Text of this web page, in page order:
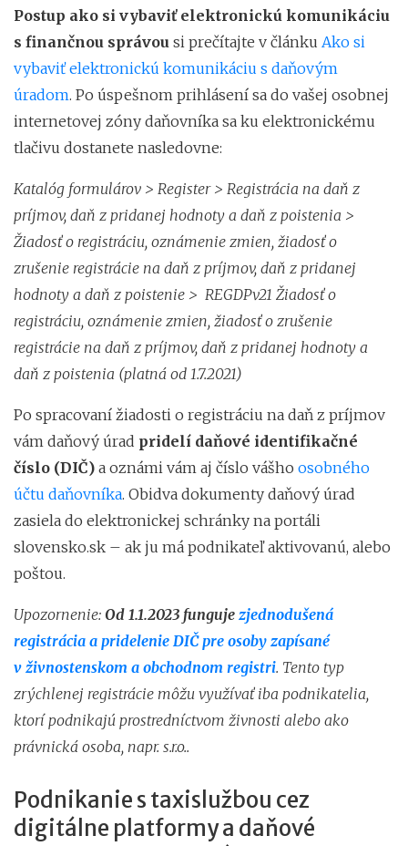
Postup ako si vybaviť elektronickú komunikáciu
s finančnou správou si prečítajte v článku Ako si
vybaviť elektronickú komunikáciu s daňovým
úradom. Po úspešnom prihlásení sa do vašej osobnej
internetovej zóny daňovníka sa ku elektronickému
tlačivu dostanete nasledovne:
Katalóg formulárov > Register > Registrácia na daň z
príjmov, daň z pridanej hodnoty a daň z poistenia >
Žiadosť o registráciu, oznámenie zmien, žiadosť o
zrušenie registrácie na daň z príjmov, daň z pridanej
hodnoty a daň z poistenie > REGDPv21 Žiadosť o
registráciu, oznámenie zmien, žiadosť o zrušenie
registrácie na daň z príjmov, daň z pridanej hodnoty a
daň z poistenia (platná od 1.7.2021)
Po spracovaní žiadosti o registráciu na daň z príjmov
vám daňový úrad pridelí daňové identifikačné
číslo (DIČ) a oznámi vám aj číslo vášho osobného
účtu daňovníka. Obidva dokumenty daňový úrad
zasiela do elektronickej schránky na portáli
slovensko.sk – ak ju má podnikateľ aktivovanú, alebo
poštou.
Upozornenie: Od 1.1.2023 funguje zjednodušená
registrácia a pridelenie DIČ pre osoby zapísané
v živnostenskom a obchodnom registri. Tento typ
zrýchlenej registrácie môžu využívať iba podnikatelia,
ktorí podnikajú prostredníctvom živnosti alebo ako
právnická osoba, napr. s.r.o..
Podnikanie s taxislužbou cez
digitálne platformy a daňové